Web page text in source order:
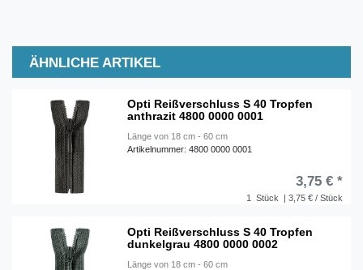
ÄHNLICHE ARTIKEL
Opti Reißverschluss S 40 Tropfen
anthrazit 4800 0000 0001
Länge von 18 cm - 60 cm
Artikelnummer: 4800 0000 0001
1 Stück | 3,75 € / Stück
3,75 € *
Opti Reißverschluss S 40 Tropfen
dunkelgrau 4800 0000 0002
Länge von 18 cm - 60 cm